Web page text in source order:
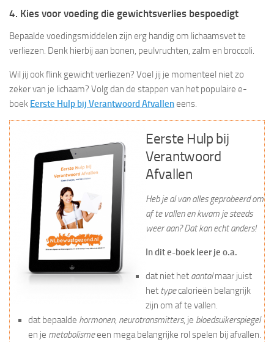
4. Kies voor voeding die gewichtsverlies bespoedigt
Bepaalde voedingsmiddelen zijn erg handig om lichaamsvet te
verliezen. Denk hierbij aan bonen, peulvruchten, zalm en broccoli.
Wil jij ook flink gewicht verliezen? Voel jij je momenteel niet zo
zeker van je lichaam? Volg dan de stappen van het populaire e-
boek Eerste Hulp bij Verantwoord Afvalleneens.
Eerste Hulp bij
Verantwoord
Afvallen
Heb je al van alles geprobeerd om
af te vallen en kwam je steeds
weer aan? Dat kan echt anders!
In dit e-boek leer je o.a.
dat niet het aantalmaar juist
het typecalorieën belangrijk
zijn om af te vallen.
dat bepaalde hormonen, neurotransmitters, je bloedsuikerspiegel
en je metabolismeeen mega belangrijke rol spelen bij afvallen.